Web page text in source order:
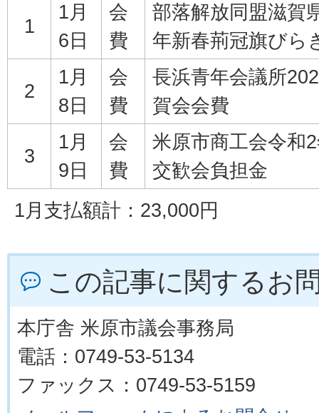
1
1月
6日
会
費
部落解放同盟滋賀
年新春荊冠旗びら
2
1月
8日
会
費
長浜青年会議所
賀会会費
3
1月
9日
会
費
米原市商工会令和
交歓会負担金
1月支払額計：23,000円
この記事に関するお
本庁舎 米原市議会事務局
電話：0749-53-5134
ファックス：0749-53-5159